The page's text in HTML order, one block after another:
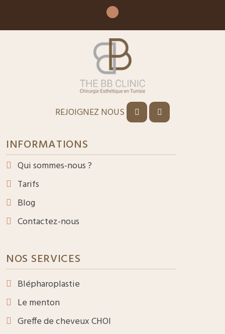
REJOIGNEZ NOUS
INFORMATIONS
Qui sommes-nous ?
Tarifs
Blog
Contactez-nous
NOS SERVICES
Blépharoplastie
Le menton
Greffe de cheveux CHOI